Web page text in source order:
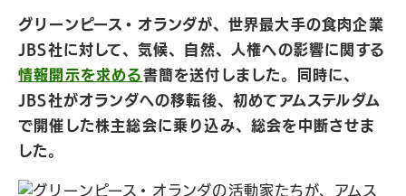
グリーンピース・オランダが、世界最大手の食肉企業
JBS社に対して、気候、自然、人権への影響に関する
情報開示を求める書簡を送付しました。同時に、
JBS社がオランダへの移転後、初めてアムステルダム
で開催した株主総会に乗り込み、総会を中断させま
した。